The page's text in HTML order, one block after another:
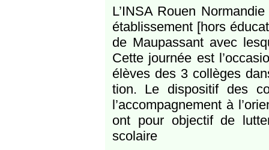
L’INSA Rouen
établissement [hors
de Maupassant avec
Cette journée est
élèves des 3 collèges
tion. Le dispositif des
l’accompagnement à
ont pour objectif de
scolaire